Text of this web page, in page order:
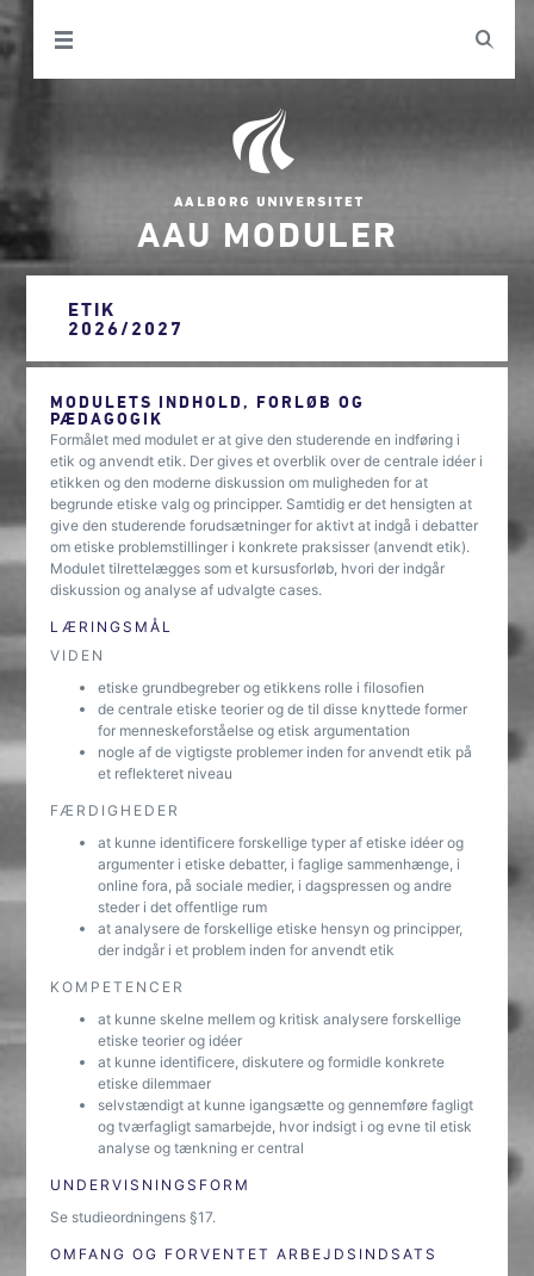
AAU MODULER
ETIK
2026/2027
MODULETS INDHOLD, FORLØB OG
PÆDAGOGIK
Formålet med modulet er at give den studerende en indføring i
etik og anvendt etik. Der gives et overblik over de centrale idéer i
etikken og den moderne diskussion om muligheden for at
begrunde etiske valg og principper. Samtidig er det hensigten at
give den studerende forudsætninger for aktivt at indgå i debatter
om etiske problemstillinger i konkrete praksisser (anvendt etik).
Modulet tilrettelægges som et kursusforløb, hvori der indgår
diskussion og analyse af udvalgte cases.
LÆRINGSMÅL
VIDEN
etiske grundbegreber og etikkens rolle i filosofien
de centrale etiske teorier og de til disse knyttede former
for menneskeforståelse og etisk argumentation
nogle af de vigtigste problemer inden for anvendt etik på
et reflekteret niveau
FÆRDIGHEDER
at kunne identificere forskellige typer af etiske idéer og
argumenter i etiske debatter, i faglige sammenhænge, i
online fora, på sociale medier, i dagspressen og andre
steder i det offentlige rum
at analysere de forskellige etiske hensyn og principper,
der indgår i et problem inden for anvendt etik
KOMPETENCER
at kunne skelne mellem og kritisk analysere forskellige
etiske teorier og idéer
at kunne identificere, diskutere og formidle konkrete
etiske dilemmaer
selvstændigt at kunne igangsætte og gennemføre fagligt
og tværfagligt samarbejde, hvor indsigt i og evne til etisk
analyse og tænkning er central
UNDERVISNINGSFORM
Se studieordningens §17.
OMFANG OG FORVENTET ARBEJDSINDSATS